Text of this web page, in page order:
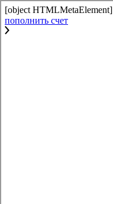
[object HTMLMetaElement]
пополнить счет